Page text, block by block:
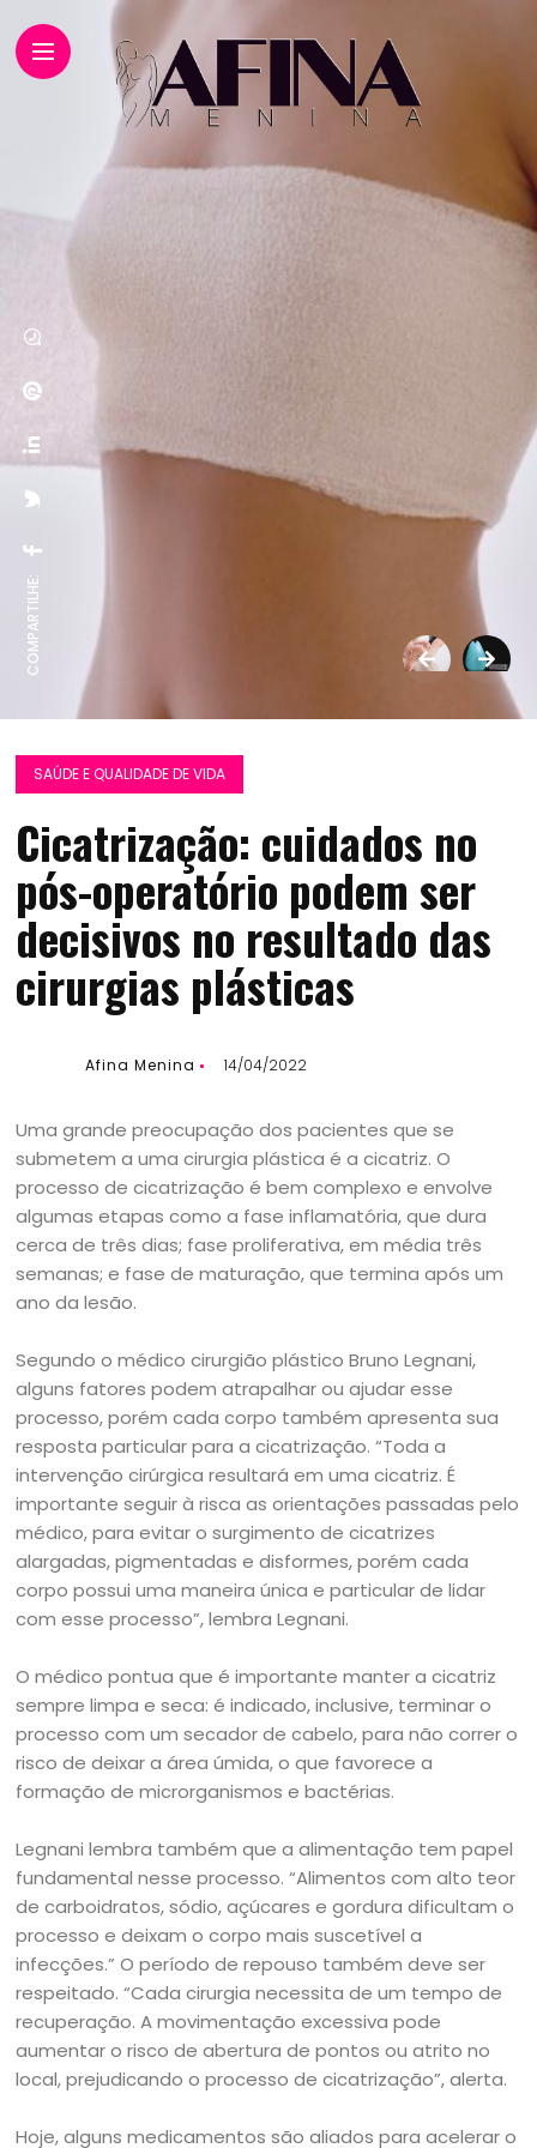
COMPARTILHE:
SAÚDE E QUALIDADE DE VIDA
Cicatrização: cuidados no
pós-operatório podem ser
decisivos no resultado das
cirurgias plásticas
Afina Menina 14/04/2022
Uma grande preocupação dos pacientes que se
submetem a uma cirurgia plástica é a cicatriz. O
processo de cicatrização é bem complexo e envolve
algumas etapas como a fase inflamatória, que dura
cerca de três dias; fase proliferativa, em média três
semanas; e fase de maturação, que termina após um
ano da lesão.
Segundo o médico cirurgião plástico Bruno Legnani,
alguns fatores podem atrapalhar ou ajudar esse
processo, porém cada corpo também apresenta sua
resposta particular para a cicatrização. “Toda a
intervenção cirúrgica resultará em uma cicatriz. É
importante seguir à risca as orientações passadas pelo
médico, para evitar o surgimento de cicatrizes
alargadas, pigmentadas e disformes, porém cada
corpo possui uma maneira única e particular de lidar
com esse processo”, lembra Legnani.
O médico pontua que é importante manter a cicatriz
sempre limpa e seca: é indicado, inclusive, terminar o
processo com um secador de cabelo, para não correr o
risco de deixar a área úmida, o que favorece a
formação de microrganismos e bactérias.
Legnani lembra também que a alimentação tem papel
fundamental nesse processo. “Alimentos com alto teor
de carboidratos, sódio, açúcares e gordura dificultam o
processo e deixam o corpo mais suscetível a
infecções.” O período de repouso também deve ser
respeitado. “Cada cirurgia necessita de um tempo de
recuperação. A movimentação excessiva pode
aumentar o risco de abertura de pontos ou atrito no
local, prejudicando o processo de cicatrização”, alerta.
Hoje, alguns medicamentos são aliados para acelerar o